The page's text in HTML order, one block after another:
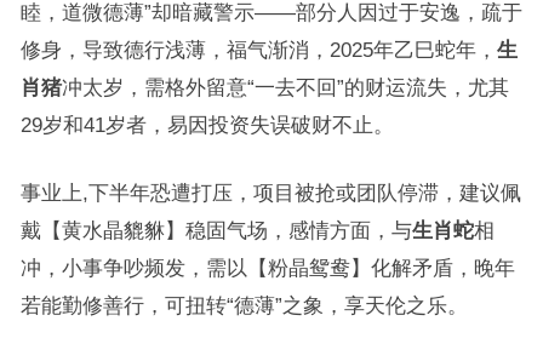
睦，道微德薄”却暗藏警示——部分人因过于安逸，疏于
修身，导致德行浅薄，福气渐消，2025年乙巳蛇年， 生
肖猪冲太岁，需格外留意“一去不回”的财运流失，尤其
29岁和41岁者，易因投资失误破财不止。
事业上,下半年恐遭打压，项目被抢或团队停滞，建议佩
戴【黄水晶貔貅】稳固气场，感情方面，与生肖蛇相
冲，小事争吵频发，需以【粉晶鸳鸯】化解矛盾，晚年
若能勤修善行，可扭转“德薄”之象，享天伦之乐。